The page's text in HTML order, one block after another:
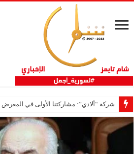
شركة “ألادي”: مشاركتنا الأولى في المعرض